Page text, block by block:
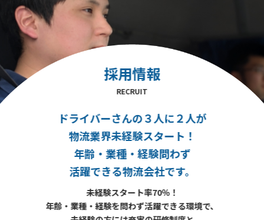
採用情報
RECRUIT
ドライバーさんの３人に２人が
物流業界未経験スタート！
年齢・業種・経験問わず
活躍できる物流会社です。
未経験スタート率70％！
年齢・業種・経験を問わず活躍できる環境で、